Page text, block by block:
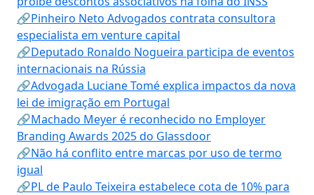
🔗Pinheiro Neto Advogados contrata consultora
especialista em venture capital
🔗Deputado Ronaldo Nogueira participa de eventos
internacionais na Rússia
🔗Advogada Luciane Tomé explica impactos da nova
lei de imigração em Portugal
🔗Machado Meyer é reconhecido no Employer
Branding Awards 2025 do Glassdoor
🔗Não há conflito entre marcas por uso de termo
igual
🔗PL de Paulo Teixeira estabelece cota de 10% para